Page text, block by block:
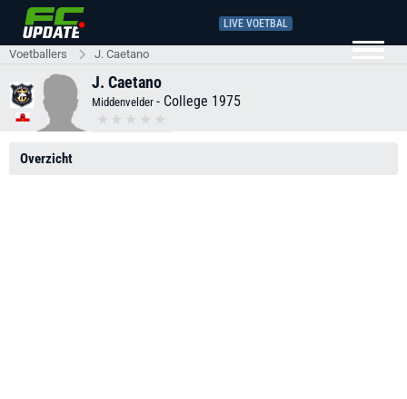
LIVE VOETBAL
Voetballers J. Caetano
J. Caetano
Middenvelder - College 1975
Overzicht